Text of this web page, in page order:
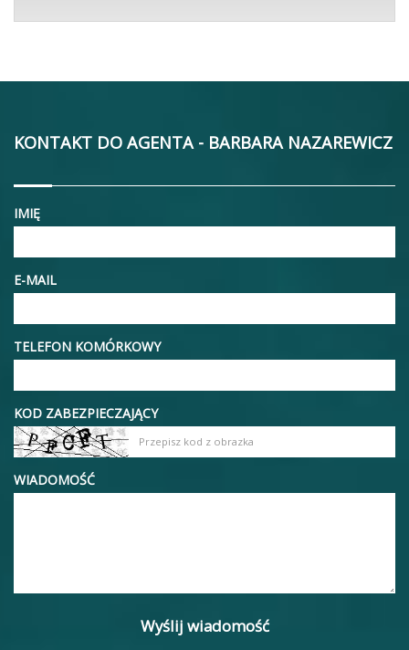
KONTAKT DO AGENTA - BARBARA NAZAREWICZ
IMIĘ
E-MAIL
TELEFON KOMÓRKOWY
KOD ZABEZPIECZAJĄCY
WIADOMOŚĆ